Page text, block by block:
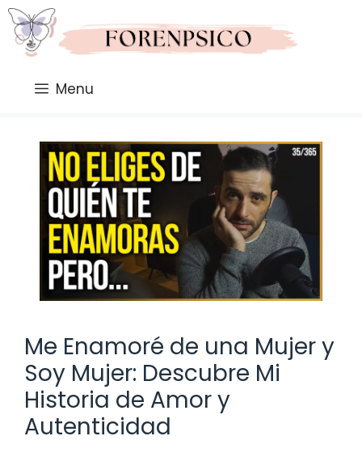
Saltar
al
contenido
Menu
Me Enamoré de una Mujer y
Soy Mujer: Descubre Mi
Historia de Amor y
Autenticidad